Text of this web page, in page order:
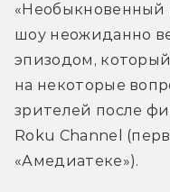
«Необыкновенный
шоу неожиданно
эпизодом,
на некоторые
зрителей после
Roku Channel
«Амедиатеке»).